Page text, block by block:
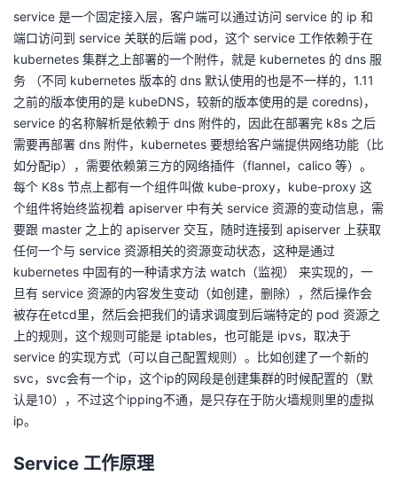
service 是一个固定接入层，客户端可以通过访问 service 的 ip 和
端口访问到 service 关联的后端 pod，这个 service 工作依赖于在
kubernetes 集群之上部署的一个附件，就是 kubernetes 的 dns 服
务 （不同 kubernetes 版本的 dns 默认使用的也是不一样的，1.11
之前的版本使用的是 kubeDNS，较新的版本使用的是 coredns)，
service 的名称解析是依赖于 dns 附件的，因此在部署完 k8s 之后
需要再部署 dns 附件，kubernetes 要想给客户端提供网络功能（比
如分配ip），需要依赖第三方的网络插件（flannel，calico 等）。
每个 K8s 节点上都有一个组件叫做 kube-proxy，kube-proxy 这
个组件将始终监视着 apiserver 中有关 service 资源的变动信息，需
要跟 master 之上的 apiserver 交互，随时连接到 apiserver 上获取
任何一个与 service 资源相关的资源变动状态，这种是通过
kubernetes 中固有的一种请求方法 watch（监视） 来实现的，一
旦有 service 资源的内容发生变动（如创建，删除），然后操作会
被存在etcd里，然后会把我们的请求调度到后端特定的 pod 资源之
上的规则，这个规则可能是 iptables，也可能是 ipvs，取决于
service 的实现方式（可以自己配置规则）。比如创建了一个新的
svc，svc会有一个ip，这个ip的网段是创建集群的时候配置的（默
认是10），不过这个ipping不通，是只存在于防火墙规则里的虚拟
ip。
Service 工作原理